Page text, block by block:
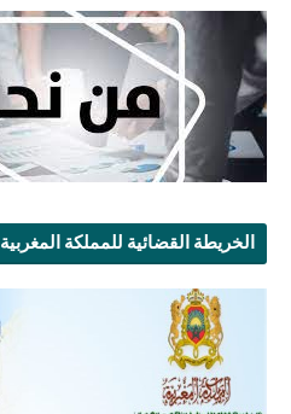
الخريطة القضائية للمملكة المغربية